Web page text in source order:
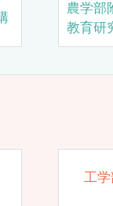
農学部
教育研
工